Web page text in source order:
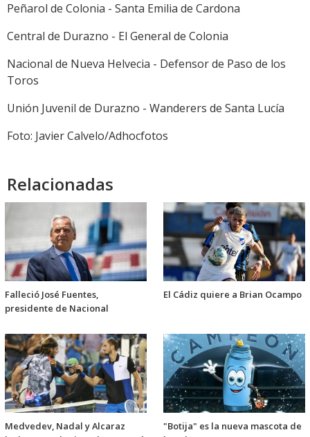
Peñarol de Colonia - Santa Emilia de Cardona
Central de Durazno - El General de Colonia
Nacional de Nueva Helvecia - Defensor de Paso de los
Toros
Unión Juvenil de Durazno - Wanderers de Santa Lucía
Foto: Javier Calvelo/Adhocfotos
Relacionadas
Falleció José Fuentes,
presidente de Nacional
El Cádiz quiere a Brian Ocampo
Medvedev, Nadal y Alcaraz
"Botija" es la nueva mascota de